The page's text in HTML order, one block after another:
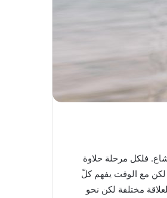
فلكل مرحلة حلاوة
لكن مع الوقت يفهم كلّ
مختلفة لكن نحو